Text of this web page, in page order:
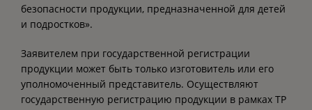
безопасности продукции, предназначенной для детей
и подростков».
Заявителем при государственной регистрации
продукции может быть только изготовитель или его
уполномоченный представитель. Осуществляют
государственную регистрацию продукции в рамках ТР